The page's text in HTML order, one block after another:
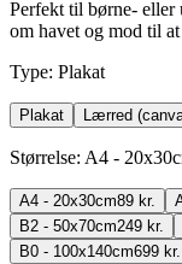
Perfekt til børne- eller
om havet og mod til
Type: Plakat
Plakat Lærred
Størrelse: A4 -
A4 - 20x30cm89 kr.
B2 - 50x70cm249 kr.
B0 - 100x140cm699 kr.